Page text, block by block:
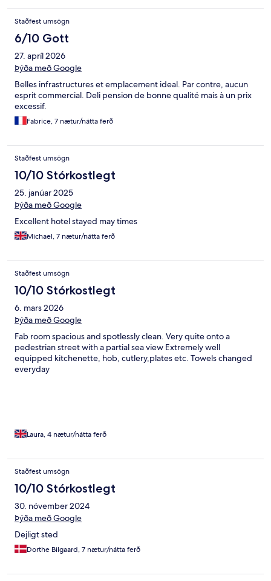
Staðfest umsögn
6/10 Gott
27. apríl 2026
Þýða með Google
Belles infrastructures et emplacement ideal. Par contre, aucun
esprit commercial. Deli pension de bonne qualité mais à un prix
excessif.
Fabrice, 7 nætur/nátta ferð
Staðfest umsögn
10/10 Stórkostlegt
25. janúar 2025
Þýða með Google
Excellent hotel stayed may times
Michael, 7 nætur/nátta ferð
Staðfest umsögn
10/10 Stórkostlegt
6. mars 2026
Þýða með Google
Fab room spacious and spotlessly clean. Very quite onto a
pedestrian street with a partial sea view Extremely well
equipped kitchenette, hob, cutlery,plates etc. Towels changed
everyday
Laura, 4 nætur/nátta ferð
Staðfest umsögn
10/10 Stórkostlegt
30. nóvember 2024
Þýða með Google
Dejligt sted
Dorthe Bilgaard, 7 nætur/nátta ferð